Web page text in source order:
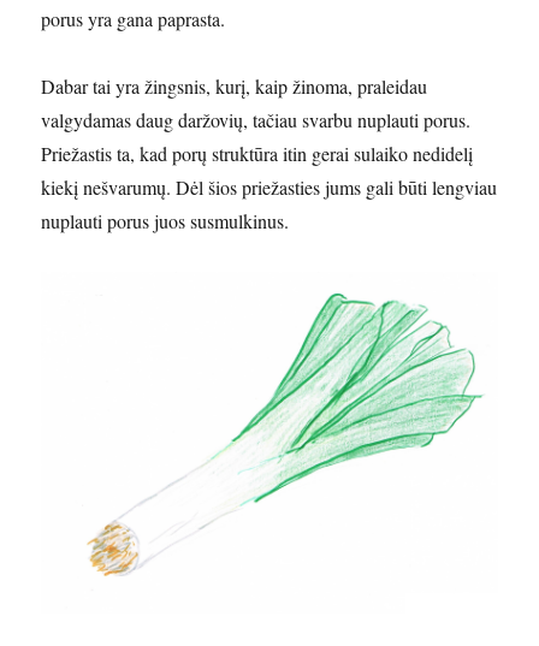
porus yra gana paprasta.
Dabar tai yra žingsnis, kurį, kaip žinoma, praleidau
valgydamas daug daržovių, tačiau svarbu nuplauti porus.
Priežastis ta, kad porų struktūra itin gerai sulaiko nedidelį
kiekį nešvarumų. Dėl šios priežasties jums gali būti lengviau
nuplauti porus juos susmulkinus.